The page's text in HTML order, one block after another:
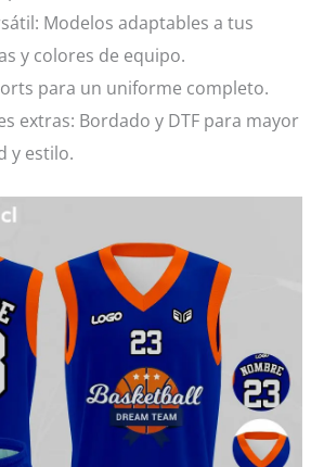
Modelos adaptables a tus
y colores de equipo.
para un uniforme completo.
extras: Bordado y DTF para mayor
y estilo.